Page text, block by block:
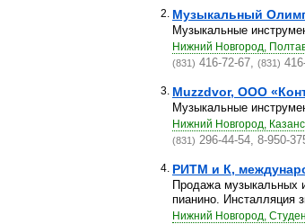
2. Музыкальный
Музыкальные
Нижний Новгород,
(831) 416-72-67, (831)
3. Muzzdvor, ООО
Музыкальные
Нижний Новгород,
(831) 296-44-54, 8-950-
4. РИТМ и К,
Продажа музыкальных
пианино. Инсталляция
Нижний Новгород,